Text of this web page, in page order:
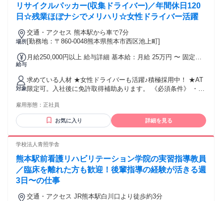
リサイクルパッカー(収集ドライバー)／年間休日120
日☆残業ほぼナシでメリハリ☆女性ドライバー活躍
場所
交通・アクセス 熊本駅から車で7分
[勤務地：〒860-0048熊本県熊本市西区池上町]
給与
月給250,000円以上 給与詳細 基本給：月給 25万円 〜 固定残
勤・家族手当金額：なし 全員に一律で支払われるその他手当
金額：なし 日勤：月給250,000円〜 ※試用期間あり（3か月程
度） ＜試用期間中の給与＞ 日勤：日給10,000円 ☆頑張り次
第で給与アップ可能！
対象
求めている人材 ★女性ドライバーも活躍♪積極採用中！ ★AT
限定可。入社後に免許取得補助あります。 《必須条件》 ・未
の方、大歓迎です！ ※中型免許資格の取得補助制度もありま
す 《こんな方に向いています！》 ・社会貢献できる仕事に就
きたい ・じっとしているより体を動かす仕事がいい ・フット
人で担当し収集することもできます） ・しっかり稼ぎたい
る働き方がしたい（残業はほぼありません！） ・ものを片付
けたりきれいにするのが好き 幅広いタイプの方にフィットす
る仕事です。 【勤務地】 ・西部事業所（ 熊本県熊本市西区
池上町1000-5） ・北部事業所（熊本県熊本市北区四方寄町
1444）
雇用形態： 正社員
お気に入り 詳細を見る
学校法人青照学舎
熊本駅前看護リハビリテーション学院の実習指導教員
／臨床を離れた方も歓迎！後輩指導の経験が活きる週
3日〜の仕事
交通・アクセス JR熊本駅白川口より徒歩約3分